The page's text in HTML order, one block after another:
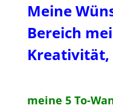
Meine
Bereich
meine 5 To-